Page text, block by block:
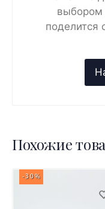
выбором
поделится
Похожие
-30%